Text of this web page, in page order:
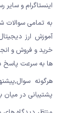
اینستاگرام و سایر
به تمامی سوالات
آموزش ارز دیجیتال
خرید و فروش و
ها به سرعت پاسخ
هرگونه
پشتیبانی در میان